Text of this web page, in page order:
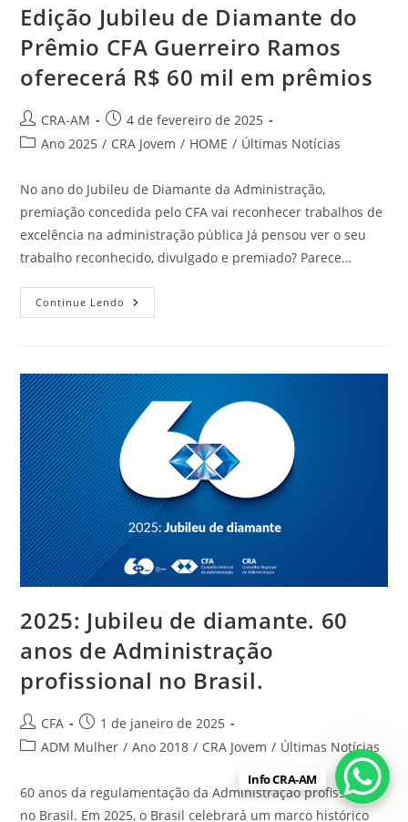
Edição Jubileu de Diamante do
Prêmio CFA Guerreiro Ramos
oferecerá R$ 60 mil em prêmios
CRA-AM
4 de fevereiro de 2025
Ano 2025 / CRA Jovem / HOME / Últimas Notícias
No ano do Jubileu de Diamante da Administração,
premiação concedida pelo CFA vai reconhecer trabalhos de
excelência na administração pública Já pensou ver o seu
trabalho reconhecido, divulgado e premiado? Parece…
Continue Lendo
2025: Jubileu de diamante. 60
anos de Administração
profissional no Brasil.
CFA
1 de janeiro de 2025
ADM Mulher / Ano 2018 / CRA Jovem / Últimas Notícias
60 anos da regulamentação da Administração profissional
no Brasil. Em 2025, o Brasil celebrará um marco histórico
Info CRA-AM